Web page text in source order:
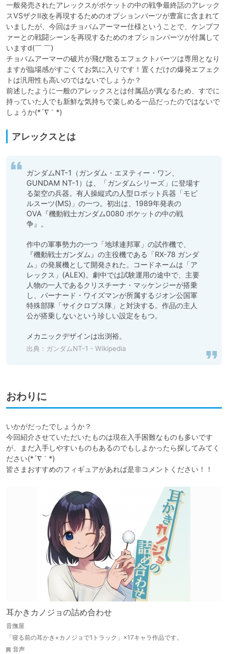
一般発売されたアレックスがポケットの中の戦争最終話のアレック
スVSザクⅡ改を再現するためのオプションパーツが豊富に含まれて
いましたが、今回はチョバムアーマー仕様ということで、ケンプフ
ァーとの戦闘シーンを再現するためのオプションパーツが付属して
いますd(￣ ￣)
チョバムアーマーの破片が飛び散るエフェクトパーツは専用となり
ますが臨場感がすごくてお気に入りです！置くだけの爆発エフェク
トは汎用性も高いのではないでしょうか？
前述したように一般のアレックスとは付属品が異なるため、すでに
持っていた人でも新鮮な気持ちで楽しめる一品だったのではないで
アレックスとは
ガンダムNT-1（ガンダム・エヌティー・ワン、
GUNDAM NT-1）は、「ガンダムシリーズ」に登場す
る架空の兵器。有人操縦式の人型ロボット兵器「モビ
ルスーツ(MS)」の一つ。初出は、1989年発表の
OVA『機動戦士ガンダム0080 ポケットの中の戦
争』。
作中の軍事勢力の一つ「地球連邦軍」の試作機で、
『機動戦士ガンダム』の主役機である「RX-78 ガンダ
ム」の発展機として開発された。コードネームは「ア
レックス」(ALEX)。劇中では試験運用の途中で、主要
人物の一人であるクリスチーナ・マッケンジーが搭乗
し、バーナード・ワイズマンが所属するジオン公国軍
特殊部隊「サイクロプス隊」と対決する。作品の主人
公が搭乗しないという珍しい設定をもつ。
メカニックデザインは出渕裕。
出典： ガンダムNT-1 - Wikipedia
おわりに
いかがだったでしょうか？
今回紹介させていただいたものは現在入手困難なものも多いです
が、まだ入手しやすいものもあるのでもしよかったら探してみてく
ださい(*´∇｀*)
皆さまおすすめのフィギュアがあれば是非コメントください！！
耳かきカノジョの詰め合わせ
音撫屋
「寝る前の耳かき+カノジョで1トラック」×17キャラ作品です。
音声